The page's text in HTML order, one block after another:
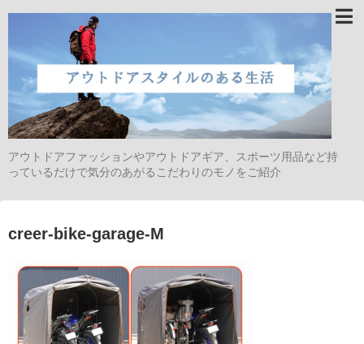
アウトドアファッションやアウトドアギア、スポーツ用品など持
っているだけで気分のあがるこだわりのモノをご紹介
creer-bike-garage-M